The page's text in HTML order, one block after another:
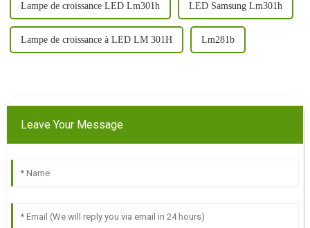
Lampe de croissance LED Lm301h LED Samsung Lm301h
Lampe de croissance à LED LM 301H Lm281b
Leave Your Message